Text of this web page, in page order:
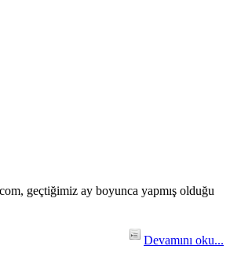
geçtiğimiz ay boyunca yapmış olduğu
Devamını oku...